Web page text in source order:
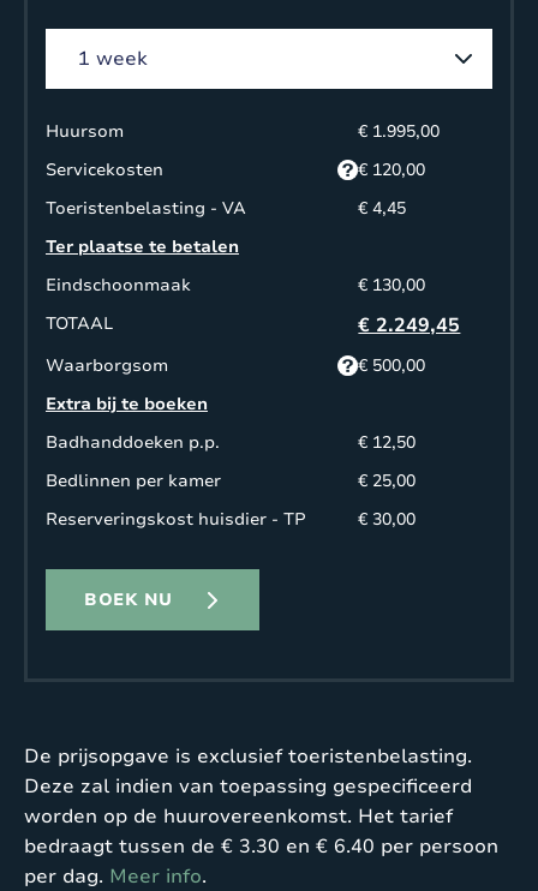
Huursom
€ 1.995,00
Servicekosten
€ 120,00
Toeristenbelasting - VA
€ 4,45
Ter plaatse te betalen
Eindschoonmaak
€ 130,00
TOTAAL
€ 2.249,45
Waarborgsom
€ 500,00
Extra bij te boeken
Badhanddoeken p.p.
€ 12,50
Bedlinnen per kamer
€ 25,00
Reserveringskost huisdier - TP
€ 30,00
BOEK NU
De prijsopgave is exclusief toeristenbelasting.
Deze zal indien van toepassing gespecificeerd
worden op de huurovereenkomst. Het tarief
bedraagt tussen de € 3.30 en € 6.40 per persoon
per dag. Meer info.